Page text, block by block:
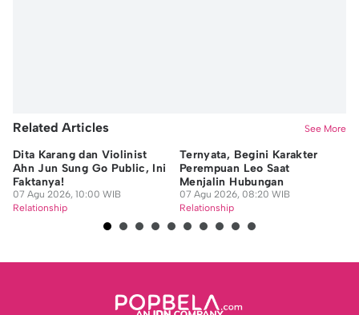
Related Articles See More
Dita Karang dan Violinist
Ahn Jun Sung Go Public, Ini
Faktanya!
07 Agu 2026, 10:00 WIB
Relationship
Ternyata, Begini Karakter
Perempuan Leo Saat
Menjalin Hubungan
07 Agu 2026, 08:20 WIB
Relationship